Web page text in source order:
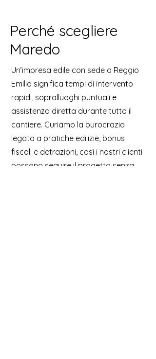
Perché scegliere
Maredo
Un’impresa edile con sede a Reggio
Emilia significa tempi di intervento
rapidi, sopralluoghi puntuali e
assistenza diretta durante tutto il
cantiere. Curiamo la burocrazia
legata a pratiche edilizie, bonus
fiscali e detrazioni, così i nostri clienti
possono seguire il progetto senza